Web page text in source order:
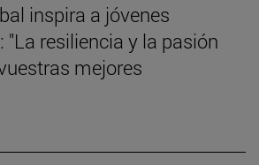
inspira a jóvenes
"La resiliencia y la pasión
mejores